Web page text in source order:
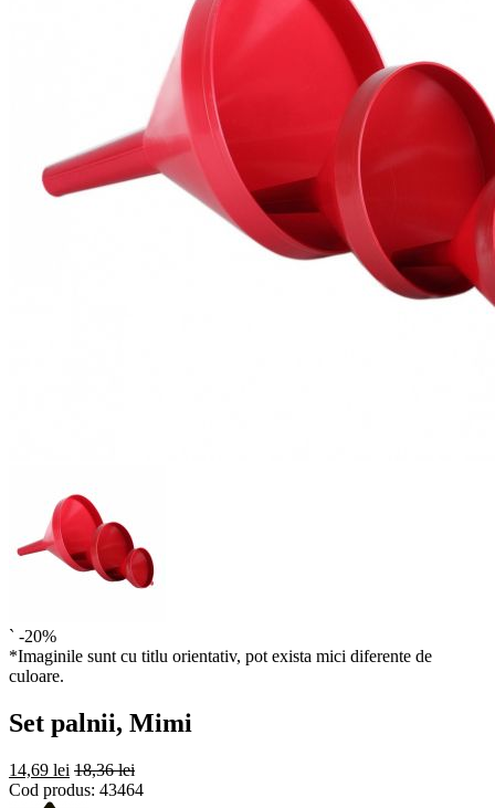
` -20%
*Imaginile sunt cu titlu orientativ, pot exista mici diferente de
culoare.
Set palnii, Mimi
14,69 lei 18,36 lei
Cod produs: 43464